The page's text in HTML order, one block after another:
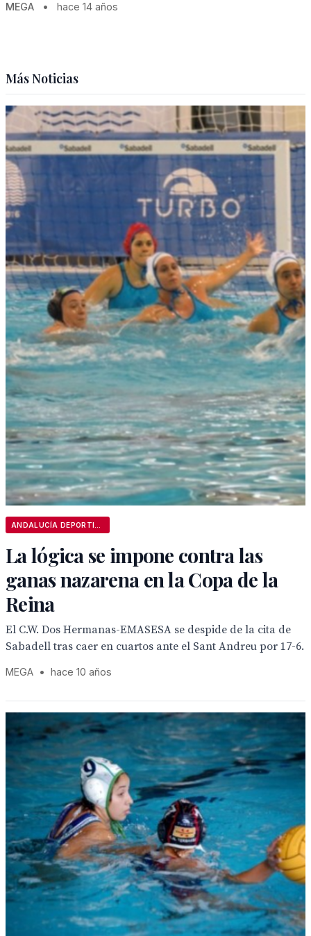
MEGA • hace 14 años
Más Noticias
La lógica se impone contra las
ganas nazarena en la Copa de la
Reina
El C.W. Dos Hermanas-EMASESA se despide de la cita de
Sabadell tras caer en cuartos ante el Sant Andreu por 17-6.
MEGA • hace 10 años